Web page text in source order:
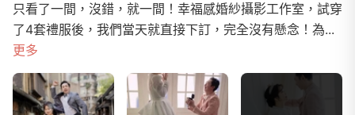
只看了一間，沒錯，就一間！幸福感婚紗攝影工作室，試穿
了4套禮服後，我們當天就直接下訂，完全沒有懸念！為...
更多